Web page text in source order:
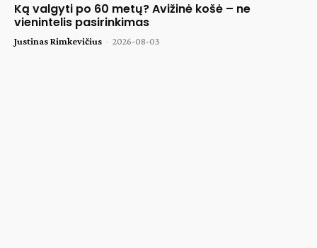
Ką valgyti po 60 metų? Avižinė košė – ne
vienintelis pasirinkimas
Justinas Rimkevičius - 2026-08-03